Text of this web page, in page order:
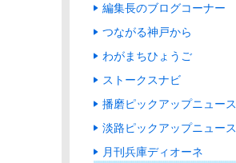
編集長のブログコーナー
つながる神戸から
わがまちひょうご
ストークスナビ
播磨ピックアップニュース
淡路ピックアップニュース
月刊兵庫ディオーネ